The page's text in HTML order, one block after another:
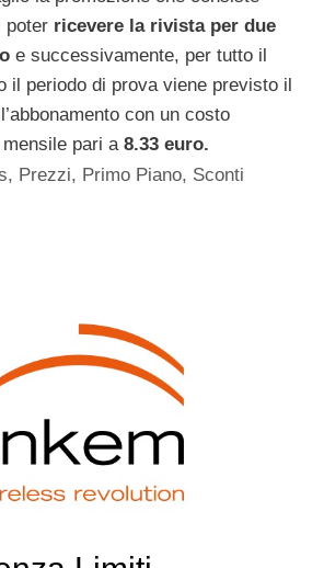
poter ricevere la rivista per due
e successivamente, per tutto il
il periodo di prova viene previsto il
con un costo
mensile pari a 8.33 euro.
, Prezzi, Primo Piano, Sconti